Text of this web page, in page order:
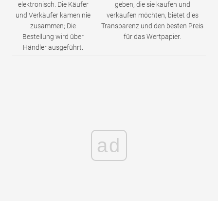
elektronisch. Die Käufer
und Verkäufer kamen nie
zusammen; Die
Bestellung wird über
Händler ausgeführt.
geben, die sie kaufen und
verkaufen möchten, bietet dies
Transparenz und den besten Preis
für das Wertpapier.
ad